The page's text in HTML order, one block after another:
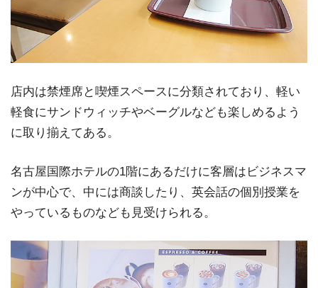
店内は禁煙席と喫煙スペースに分類されており、軽い
軽食にサンドウィッチやベーグルなども楽しめるよう
に取り揃えてある。
名古屋国際ホテルの1階にあるだけに客層はビジネスマ
ンが中心で、中には商談したり、英会話の個別授業を
やっているものなども見受けられる。